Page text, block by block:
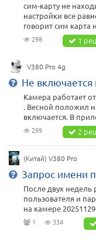
сим-карту не
настройки все
говорит сим карта
298 1
V380 Pro 4g
Не включается
Камера работает
. Весной положил
включается. В
299 2
(Китай) V380 Pro
Запрос имени
После двух
пользователя и
на камере
1 334